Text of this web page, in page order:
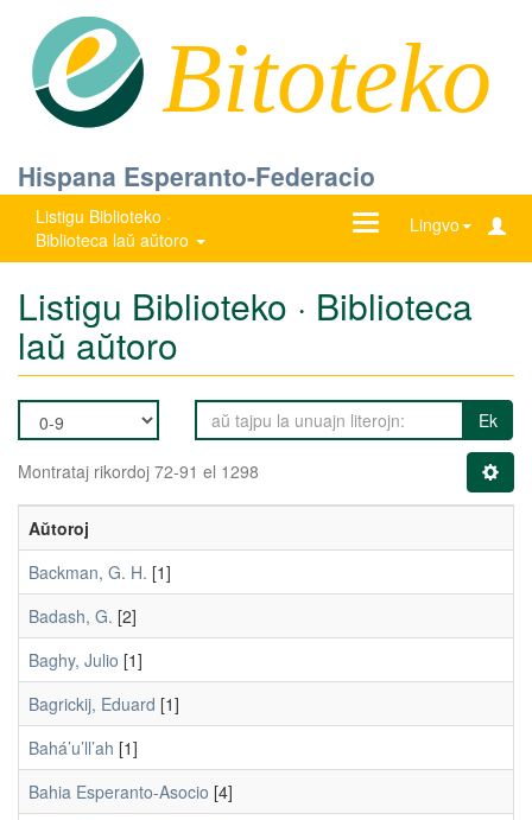
Bitoteko
Hispana Esperanto-Federacio
Listigu Biblioteko ·
Biblioteca laŭ aŭtoro
Lingvo
Ŝanĝu
Listigu Biblioteko · Biblioteca
laŭ aŭtoro
Ek
Montrataj rikordoj 72-91 el 1298
Aŭtoroj
Backman, G. H. [1]
Badash, G. [2]
Baghy, Julio [1]
Bagrickij, Eduard [1]
Bahá’u’ll’ah [1]
Bahia Esperanto-Asocio [4]